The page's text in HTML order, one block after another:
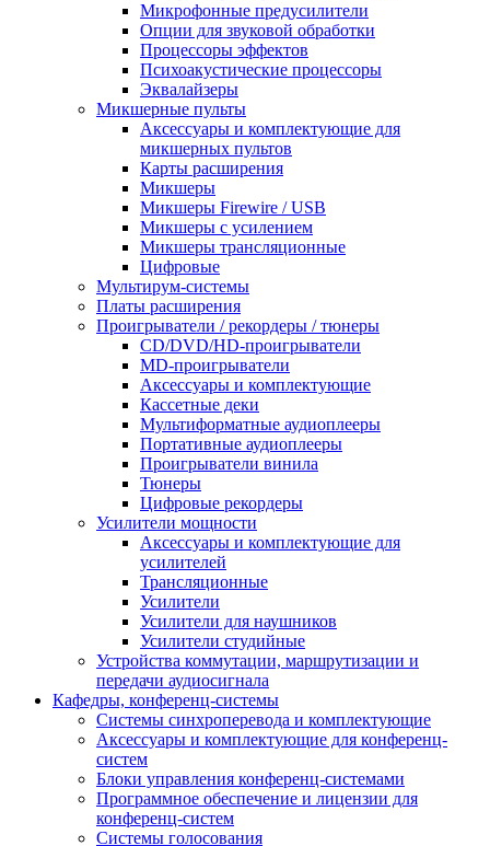
Микрофонные предусилители
Опции для звуковой обработки
Процессоры эффектов
Психоакустические процессоры
Эквалайзеры
Микшерные пульты
Аксессуары и комплектующие для
микшерных пультов
Карты расширения
Микшеры
Микшеры Firewire / USB
Микшеры с усилением
Микшеры трансляционные
Цифровые
Мультирум-системы
Платы расширения
Проигрыватели / рекордеры / тюнеры
CD/DVD/HD-проигрыватели
MD-проигрыватели
Аксессуары и комплектующие
Кассетные деки
Мультиформатные аудиоплееры
Портативные аудиоплееры
Проигрыватели винила
Тюнеры
Цифровые рекордеры
Усилители мощности
Аксессуары и комплектующие для
усилителей
Трансляционные
Усилители
Усилители для наушников
Усилители студийные
Устройства коммутации, маршрутизации и
передачи аудиосигнала
Кафедры, конференц-системы
Cистемы синхроперевода и комплектующие
Аксессуары и комплектующие для конференц-
систем
Блоки управления конференц-системами
Программное обеспечение и лицензии для
конференц-систем
Системы голосования